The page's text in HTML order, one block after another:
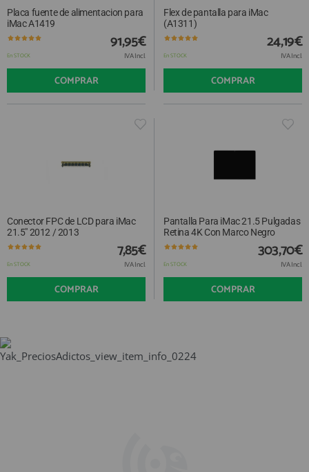
Placa fuente de alimentacion para
iMac A1419
En STOCK
91,95€
IVA Incl.
COMPRAR
Flex de pantalla para iMac
(A1311)
En STOCK
24,19€
IVA Incl.
COMPRAR
Conector FPC de LCD para iMac
21.5" 2012 / 2013
En STOCK
7,85€
IVA Incl.
COMPRAR
Pantalla Para iMac 21.5 Pulgadas
Retina 4K Con Marco Negro
En STOCK
303,70€
IVA Incl.
COMPRAR